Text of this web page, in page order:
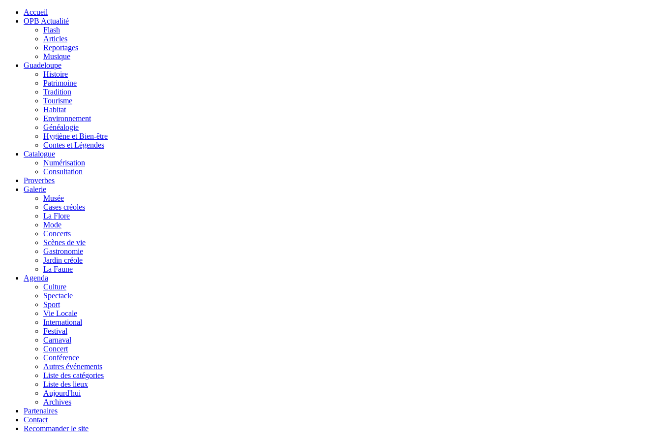
Accueil
OPB Actualité
Flash
Articles
Reportages
Musique
Guadeloupe
Histoire
Patrimoine
Tradition
Tourisme
Habitat
Environnement
Généalogie
Hygiène et Bien-être
Contes et Légendes
Catalogue
Numérisation
Consultation
Proverbes
Galerie
Musée
Cases créoles
La Flore
Mode
Concerts
Scènes de vie
Gastronomie
Jardin créole
La Faune
Agenda
Culture
Spectacle
Sport
Vie Locale
International
Festival
Carnaval
Concert
Conférence
Autres événements
Liste des catégories
Liste des lieux
Aujourd'hui
Archives
Partenaires
Contact
Recommander le site